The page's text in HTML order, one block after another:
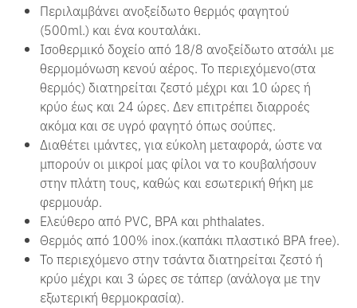
Περιλαμβάνει ανοξείδωτo θερμός φαγητού
(500ml.) και ένα κουταλάκι.
Ισοθερμικό δοχείο από 18/8 ανοξείδωτο ατσάλι με
θερμομόνωση κενού αέρος. Το περιεχόμενο(στα
θερμός) διατηρείται ζεστό μέχρι και 10 ώρες ή
κρύο έως και 24 ώρες. Δεν επιτρέπει διαρροές
ακόμα και σε υγρό φαγητό όπως σούπες.
Διαθέτει ιμάντες, για εύκολη μεταφορά, ώστε να
μπορούν οι μικροί μας φίλοι να το κουβαλήσουν
στην πλάτη τους, καθώς και εσωτερική θήκη με
φερμουάρ.
Ελεύθερο από PVC, BPA και phthalates.
Θερμός από 100% inox.(καπάκι πλαστικό BPA free).
Το περιεχόμενο στην τσάντα διατηρείται ζεστό ή
κρύο μέχρι και 3 ώρες σε τάπερ (ανάλογα με την
εξωτερική θερμοκρασία).